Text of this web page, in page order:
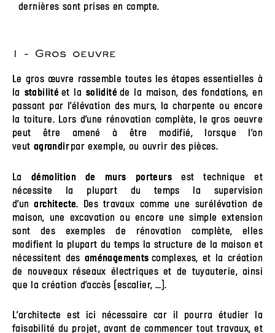
dernières sont prises en compte.
1 - Gros oeuvre
Le gros œuvre rassemble toutes les étapes essentielles à
la stabilité et la solidité de la maison, des fondations, en
passant par l’élévation des murs, la charpente ou encore
la toiture. Lors d’une rénovation complète, le gros oeuvre
peut être amené à être modifié, lorsque l’on
veut agrandir par exemple, ou ouvrir des pièces.
La démolition de murs porteursest technique et
nécessite la plupart du temps la supervision
d’unarchitecte. Des travaux comme une surélévation de
maison, une excavation ou encore une simple extension
sont des exemples de rénovation complète, elles
modifient la plupart du temps la structure de la maison et
nécessitent des aménagements complexes, et la création
de nouveaux réseaux électriques et de tuyauterie, ainsi
que la création d’accès (escalier, …).
L’architecte est ici nécessaire car il pourra étudier la
faisabilité du projet, avant de commencer tout travaux, et